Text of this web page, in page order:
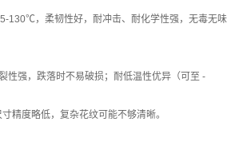
130℃，柔韧性好，耐冲击、耐化学性强，无毒无味
性强，跌落时不易破损；耐低温性优异（可至 -
精度略低，复杂花纹可能不够清晰。